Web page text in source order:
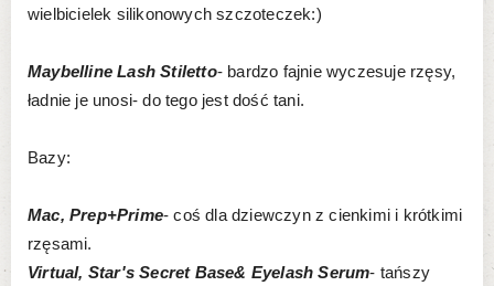
wielbicielek silikonowych szczoteczek:)
Maybelline Lash Stiletto- bardzo fajnie wyczesuje rzęsy,
ładnie je unosi- do tego jest dość tani.
Bazy:
Mac, Prep+Prime- coś dla dziewczyn z cienkimi i krótkimi
rzęsami.
Virtual, Star's Secret Base& Eyelash Serum- tańszy